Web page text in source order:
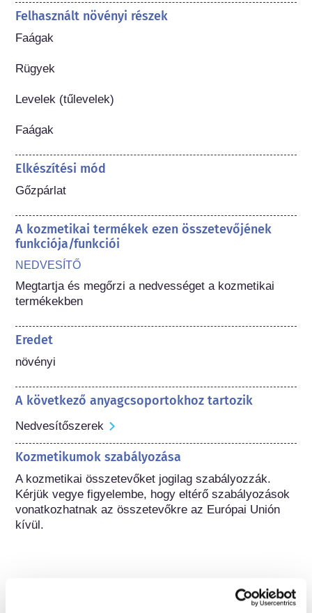
Felhasznált növényi részek
Faágak
Rügyek
Levelek (tűlevelek)
Faágak
Elkészítési mód
Gőzpárlat
A kozmetikai termékek ezen összetevőjének
funkciója/funkciói
NEDVESÍTŐ
Megtartja és megőrzi a nedvességet a kozmetikai
termékekben
Eredet
növényi
A következő anyagcsoportokhoz tartozik
Nedvesítőszerek
Kozmetikumok szabályozása
A kozmetikai összetevőket jogilag szabályozzák.
Kérjük vegye figyelembe, hogy eltérő szabályozások
vonatkozhatnak az összetevőkre az Európai Unión
kívül.